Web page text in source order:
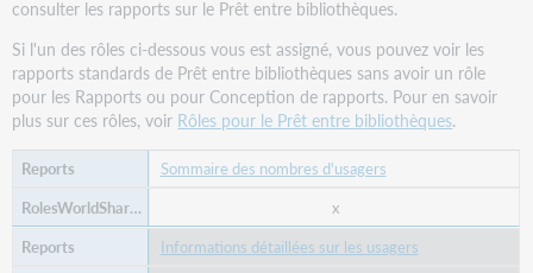
consulter les rapports sur le Prêt entre bibliothèques.
Si l'un des rôles ci-dessous vous est assigné, vous pouvez voir les
rapports standards de Prêt entre bibliothèques sans avoir un rôle
pour les Rapports ou pour Conception de rapports. Pour en savoir
plus sur ces rôles, voir Rôles pour le Prêt entre bibliothèques.
Sommaire des nombres d'usagers
x
Informations détaillées sur les usagers